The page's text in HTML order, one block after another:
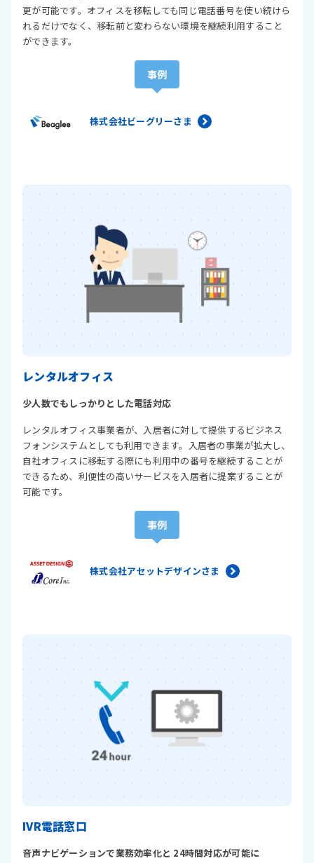
更が可能です。オフィスを移転しても同じ電話番号を使い続けら
れるだけでなく、移転前と変わらない環境を継続利用すること
ができます。
事例
株式会社ビーグリーさま
レンタルオフィス
少人数でもしっかりとした電話対応
レンタルオフィス事業者が、入居者に対して提供するビジネス
フォンシステムとしても利用できます。入居者の事業が拡大し、
自社オフィスに移転する際にも利用中の番号を継続することが
できるため、利便性の高いサービスを入居者に提案することが
可能です。
事例
株式会社アセットデザインさま
IVR電話窓口
音声ナビゲーションで業務効率化と 24時間対応が可能に